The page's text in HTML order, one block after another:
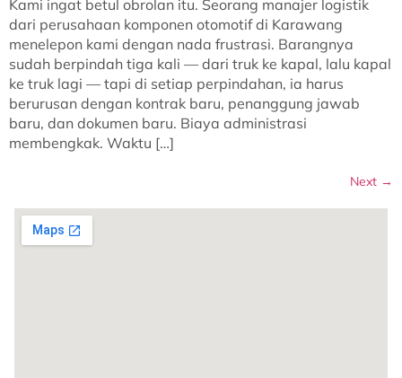
Kami ingat betul obrolan itu. Seorang manajer logistik
dari perusahaan komponen otomotif di Karawang
menelepon kami dengan nada frustrasi. Barangnya
sudah berpindah tiga kali — dari truk ke kapal, lalu kapal
ke truk lagi — tapi di setiap perpindahan, ia harus
berurusan dengan kontrak baru, penanggung jawab
baru, dan dokumen baru. Biaya administrasi
membengkak. Waktu […]
Next →